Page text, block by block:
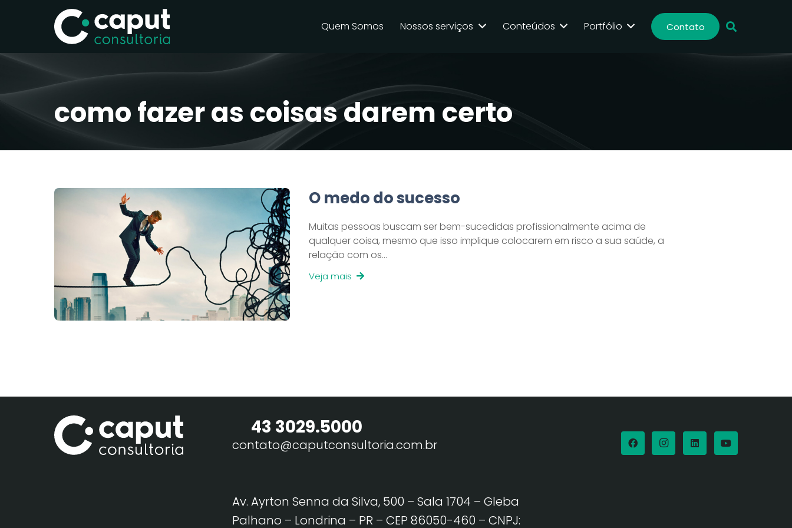
Quem Somos Nossos serviços Conteúdos Portfólio Contato
como fazer as coisas darem certo
O medo do sucesso
Muitas pessoas buscam ser bem-sucedidas profissionalmente acima de
qualquer coisa, mesmo que isso implique colocarem em risco a sua saúde, a
relação com os…
Veja mais
43 3029.5000
contato@caputconsultoria.com.br
Av. Ayrton Senna da Silva, 500 – Sala 1704 – Gleba
Palhano – Londrina – PR – CEP 86050-460 – CNPJ: